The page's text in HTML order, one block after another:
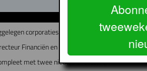
corporaties fuseren?
Financiën en Bedrijfsvoering bij Lieven de
met twee nieuwe directeuren